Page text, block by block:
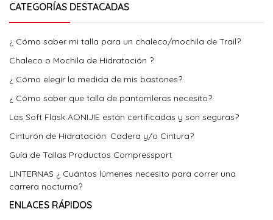
CATEGORÍAS DESTACADAS
¿ Cómo saber mi talla para un chaleco/mochila de Trail?
Chaleco o Mochila de Hidratación ?
¿ Cómo elegir la medida de mis bastones?
¿ Cómo saber que talla de pantorrileras necesito?
Las Soft Flask AONIJIE están certificadas y son seguras?
Cinturón de Hidratación. Cadera y/o Cintura?
Guía de Tallas Productos Compressport
LINTERNAS ¿ Cuántos lúmenes necesito para correr una
carrera nocturna?
ENLACES RÁPIDOS